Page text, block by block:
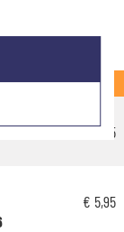
€ 5,25
€ 5,95